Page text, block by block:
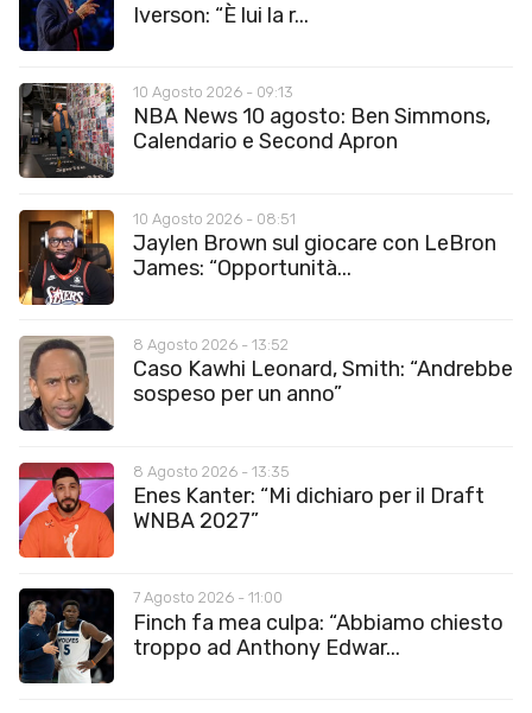
Iverson: “È lui la r...
10 Agosto 2026 - 09:13
NBA News 10 agosto: Ben Simmons,
Calendario e Second Apron
10 Agosto 2026 - 08:51
Jaylen Brown sul giocare con LeBron
James: “Opportunità...
8 Agosto 2026 - 13:52
Caso Kawhi Leonard, Smith: “Andrebbe
sospeso per un anno”
8 Agosto 2026 - 13:35
Enes Kanter: “Mi dichiaro per il Draft
WNBA 2027”
7 Agosto 2026 - 11:00
Finch fa mea culpa: “Abbiamo chiesto
troppo ad Anthony Edwar...